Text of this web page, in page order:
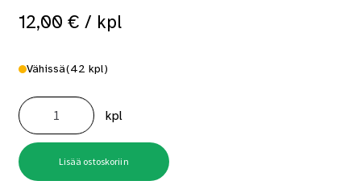
12,00 € / kpl
Vähissä(42 kpl)
Leca
Easylex
Langanohjain
määrä
kpl
Lisää ostoskoriin